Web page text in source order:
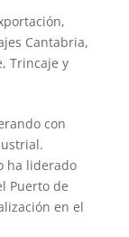
,
Cantabria,
, Trincaje y
con
ha liderado
Puerto de
en el